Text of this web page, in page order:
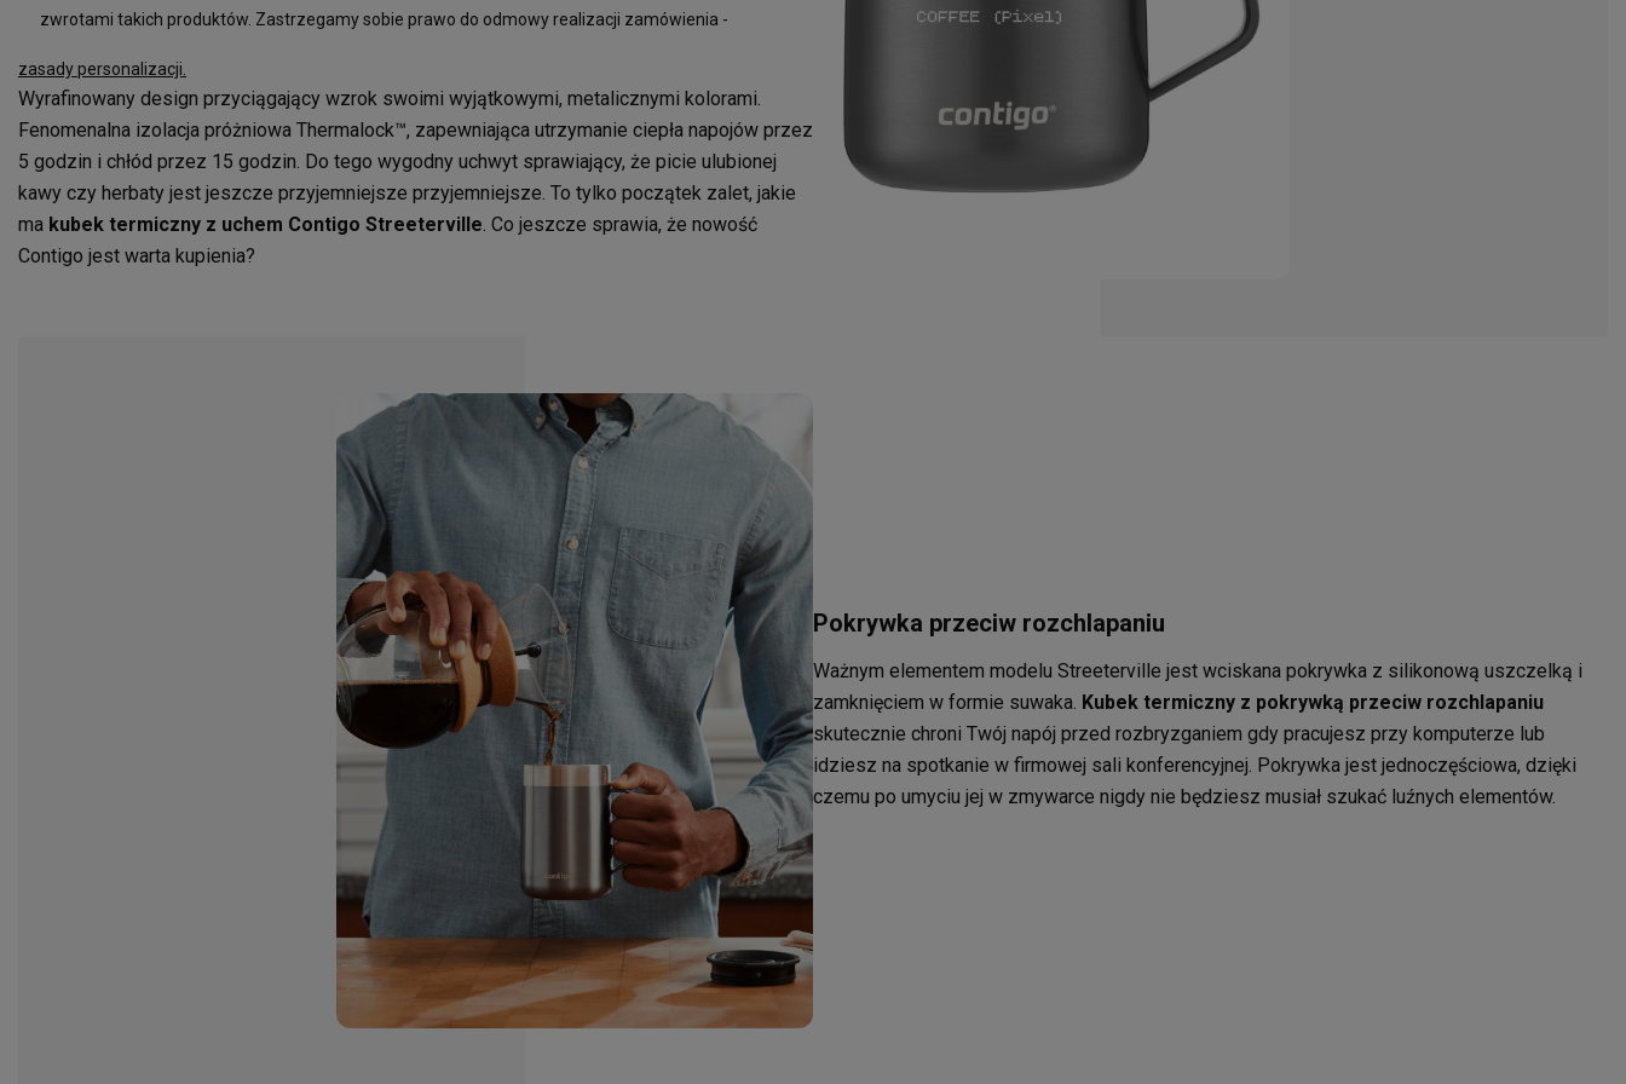
zwrotami takich produktów. Zastrzegamy sobie prawo do odmowy realizacji zamówienia -
zasady personalizacji.
Wyrafinowany design przyciągający wzrok swoimi wyjątkowymi, metalicznymi kolorami.
Fenomenalna izolacja próżniowa Thermalock™, zapewniająca utrzymanie ciepła napojów przez
5 godzin i chłód przez 15 godzin. Do tego wygodny uchwyt sprawiający, że picie ulubionej
kawy czy herbaty jest jeszcze przyjemniejsze przyjemniejsze. To tylko początek zalet, jakie
ma kubek termiczny z uchem Contigo Streeterville . Co jeszcze sprawia, że nowość
Contigo jest warta kupienia?
Pokrywka przeciw rozchlapaniu
Ważnym elementem modelu Streeterville jest wciskana pokrywka z silikonową uszczelką i
zamknięciem w formie suwaka. Kubek termiczny z pokrywką przeciw rozchlapaniu
skutecznie chroni Twój napój przed rozbryzganiem gdy pracujesz przy komputerze lub
idziesz na spotkanie w firmowej sali konferencyjnej. Pokrywka jest jednoczęściowa, dzięki
czemu po umyciu jej w zmywarce nigdy nie będziesz musiał szukać luźnych elementów.